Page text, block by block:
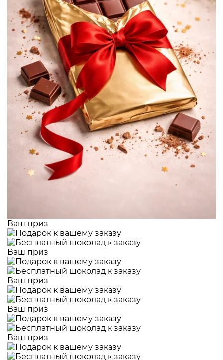
Ваш приз
Ваш приз
Ваш приз
Ваш приз
Ваш приз